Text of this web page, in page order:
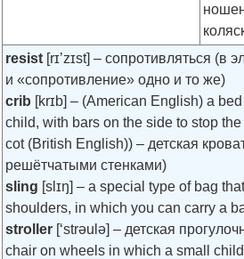
resist [rɪ’zɪst] – сопротивляться (в
и «сопротивление» одно и то же)
crib [krɪb] – (American English) a
child, with bars on the side to stop
cot (British English)) – детская
решётчатыми стенками)
sling [slɪŋ] – a special type of bag
shoulders, in which you can carry a
stroller [‘strəulə] – детская
chair on wheels in which a small